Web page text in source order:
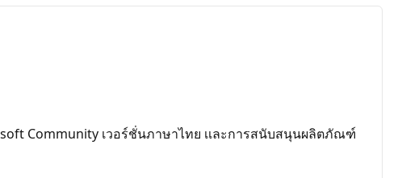
Community เวอร์ชั่นภาษาไทย เเละการสนับสนุนผลิตภัณฑ์